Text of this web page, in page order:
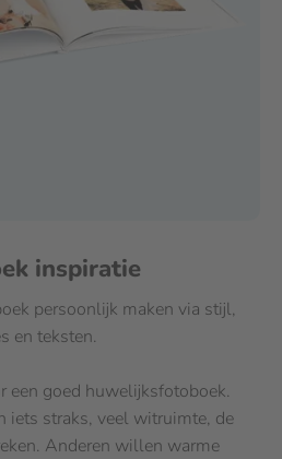
inspiratie
persoonlijk maken via stijl,
en teksten.
een goed huwelijksfotoboek.
iets straks, veel witruimte, de
Anderen willen warme